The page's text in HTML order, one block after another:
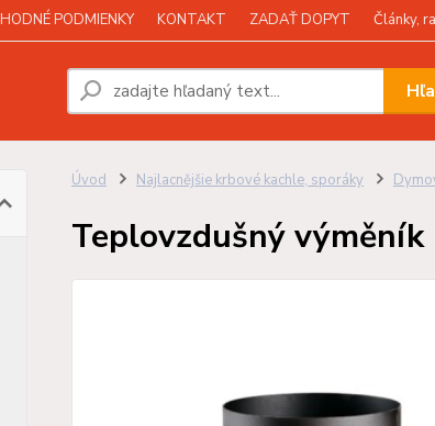
PODMIENKY KONTAKT ZADAŤ DOPYT Články,
Úvod Najlacnějšie krbové kachle, sporáky
Teplovzdušný